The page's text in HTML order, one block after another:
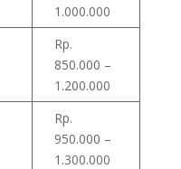
1.000.000
Rp.
850.000 –
1.200.000
Rp.
950.000 –
1.300.000